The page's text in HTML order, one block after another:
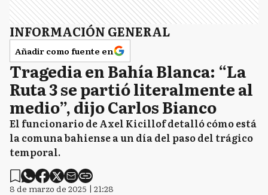
INFORMACIÓN GENERAL
Añadir como fuente en
Tragedia en Bahía Blanca: “La
Ruta 3 se partió literalmente al
medio”, dijo Carlos Bianco
El funcionario de Axel Kicillof detalló cómo está
la comuna bahiense a un día del paso del trágico
temporal.
8 de marzo de 2025 | 21:28